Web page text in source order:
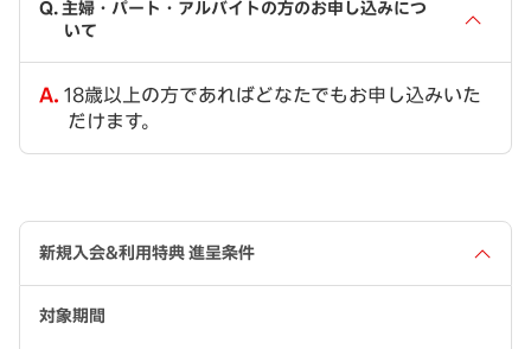
主婦・パート・アルバイトの方のお申し込みにつ
いて
18歳以上の方であればどなたでもお申し込みいた
だけます。
新規入会&利用特典 進呈条件
対象期間